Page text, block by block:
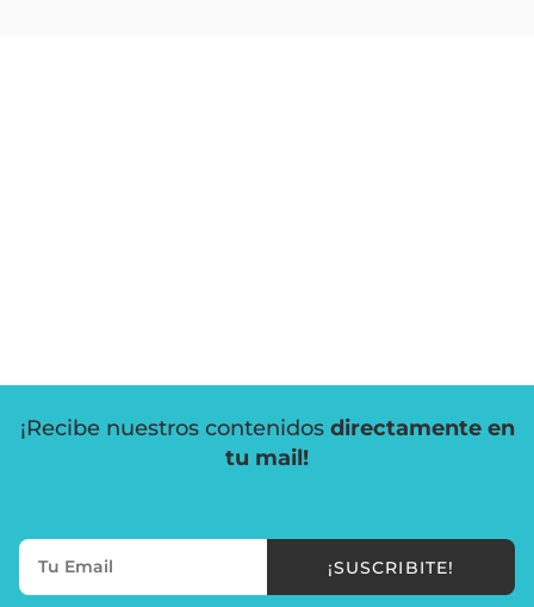
¡Recibe nuestros contenidos directamente en
tu mail!
¡SUSCRIBITE!